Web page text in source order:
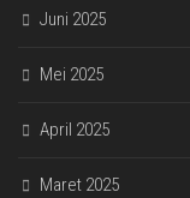
Juni 2025
Mei 2025
April 2025
Maret 2025